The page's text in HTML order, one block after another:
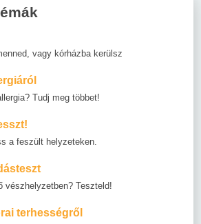
vagy kórházba kerülsz
Tudj meg többet!
a feszült helyzeteken.
vészhelyzetben? Teszteld!
terhességről